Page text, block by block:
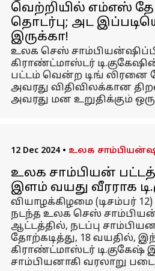
வெற்றியில் எம்எஸ்
தொடர்பு; அட
இருக்கா!
உலக செஸ்
கிராண்ட்மாஸ்டர்
பட்டம் வென்ற டிங் லிரனை
அவரது விதிவிலக்கான
அவரது மன உறுதிக்கும்
12 Dec 2024 • உலக
உலக சாம்பியன்
இளம் வயது வீரராக
வியாழக்கிழமை (டிசம்பர்
நடந்த உலக செஸ்
ஆட்டத்தில், நடப்பு
தோற்கடித்து, 18 வயதில்,
கிராண்ட்மாஸ்டர்
சாம்பியனாகி வரலாறு